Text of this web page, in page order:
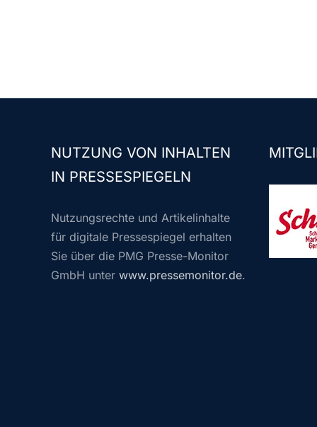
NUTZUNG VON INHALTEN
IN PRESSESPIEGELN
Nutzungsrechte und Artikelinhalte
für digitale Pressespiegel erhalten
Sie über die PMG Presse-Monitor
GmbH unter www.pressemonitor.de.